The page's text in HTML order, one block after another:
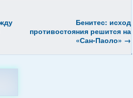
Бенитес: исход
противостояния решится на
«Сан-Паоло» →